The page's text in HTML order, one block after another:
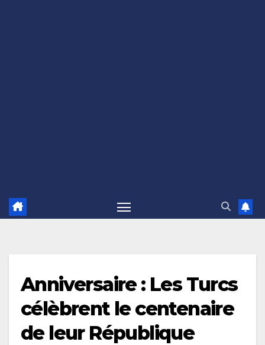
Anniversaire : Les Turcs
célèbrent le centenaire
de leur République